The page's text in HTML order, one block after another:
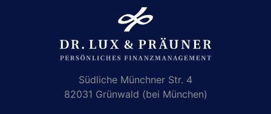
Südliche Münchner Str. 4
82031 Grünwald (bei München)